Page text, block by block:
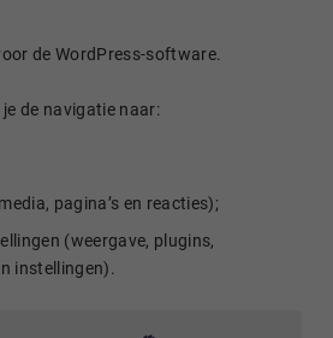
de WordPress-software.
de navigatie naar:
pagina’s en reacties);
(weergave, plugins,
instellingen).